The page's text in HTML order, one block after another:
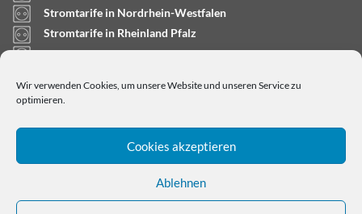
Wir verwenden Cookies, um unsere Website und unseren Service zu
optimieren.
Cookies akzeptieren
Ablehnen
Stromtarife in Nordrhein-Westfalen
Stromtarife in Rheinland Pfalz
Stromtarife in Saarland
Stromtarife in Schleswig-Holstein